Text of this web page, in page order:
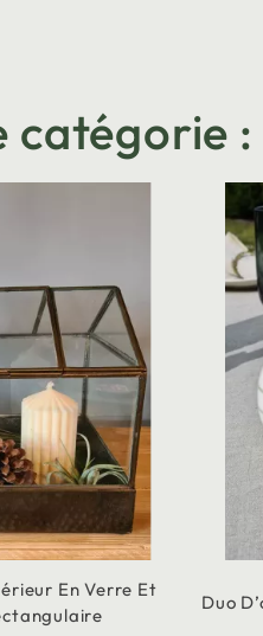
catégorie :
En Verre Et
Duo